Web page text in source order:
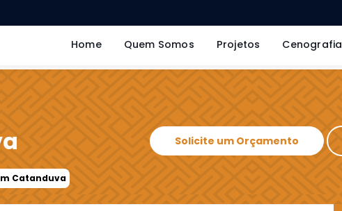
Home Quem Somos Projetos Cenografia
Catanduva
Solicite um Orçamento